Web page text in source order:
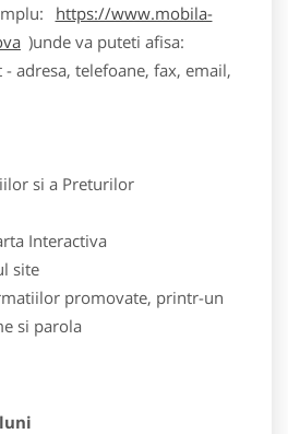
https://www.mobila-
)unde va puteti afisa:
- adresa, telefoane, fax, email,
si a Preturilor
Interactiva
site
promovate, printr-un
si parola